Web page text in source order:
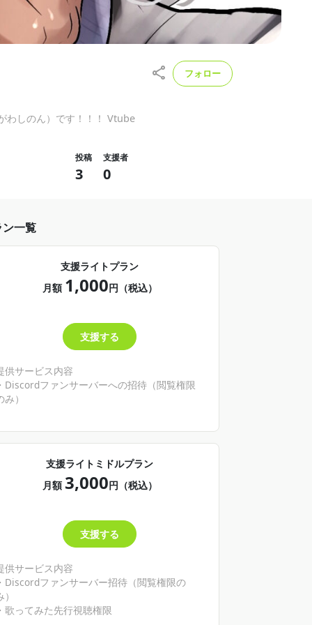
わしのん）です！！！ Vtube
投稿
3
支援者
0
フォロー
一覧
支援ライトプラン
月額 1,000円（税込）
支援する
供サービス内容
Discordファンサーバーへの招待（閲覧権限
み）
支援ライトミドルプラン
月額 3,000円（税込）
支援する
供サービス内容
Discordファンサーバー招待（閲覧権限の
歌ってみた先行視聴権限